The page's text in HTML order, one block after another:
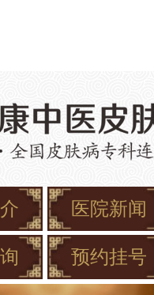
医院新闻
预约挂号